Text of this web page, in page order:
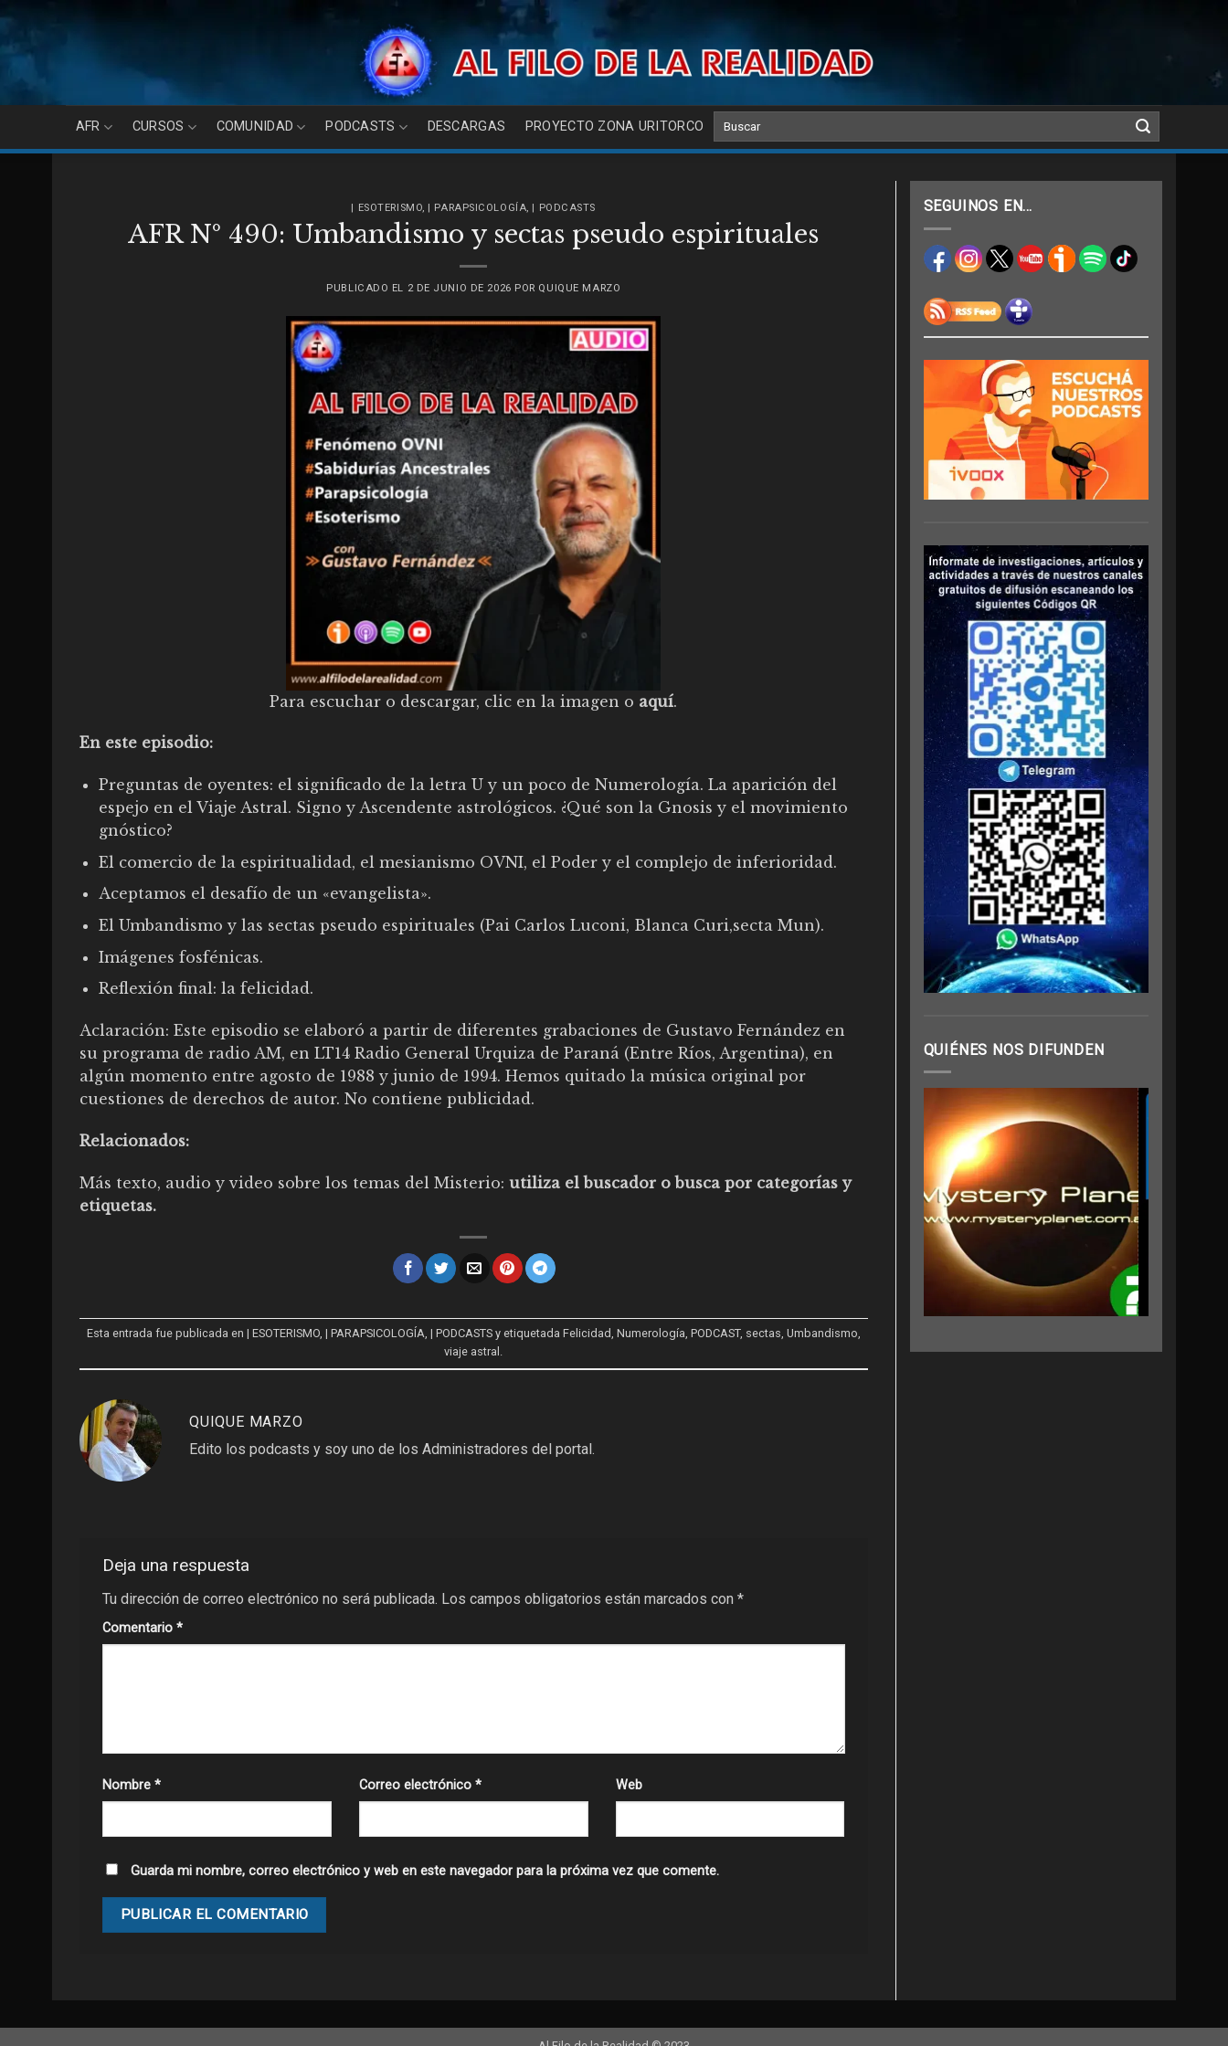
content
AFR CURSOS COMUNIDAD PODCASTS DESCARGAS PROYECTO ZONA URITORCO
| ESOTERISMO, | PARAPSICOLOGÍA, | PODCASTS
AFR Nº 490: Umbandismo y sectas pseudo espirituales
PUBLICADO EL 2 DE JUNIO DE 2026 POR QUIQUE MARZO
Para escuchar o descargar, clic en la imagen o aquí.
En este episodio:
Preguntas de oyentes: el significado de la letra U y un poco de Numerología. La aparición del
espejo en el Viaje Astral. Signo y Ascendente astrológicos. ¿Qué son la Gnosis y el movimiento
gnóstico?
El comercio de la espiritualidad, el mesianismo OVNI, el Poder y el complejo de inferioridad.
Aceptamos el desafío de un «evangelista».
El Umbandismo y las sectas pseudo espirituales (Pai Carlos Luconi, Blanca Curi,secta Mun).
Imágenes fosfénicas.
Reflexión final: la felicidad.
Aclaración: Este episodio se elaboró a partir de diferentes grabaciones de Gustavo Fernández en
su programa de radio AM, en LT14 Radio General Urquiza de Paraná (Entre Ríos, Argentina), en
algún momento entre agosto de 1988 y junio de 1994. Hemos quitado la música original por
cuestiones de derechos de autor. No contiene publicidad.
Relacionados:
Más texto, audio y video sobre los temas del Misterio: utiliza el buscador o busca por categorías y
etiquetas.
Esta entrada fue publicada en | ESOTERISMO, | PARAPSICOLOGÍA | PODCASTSy etiquetada Felicidad Numerología PODCAST, sectas Umbandismo
viaje astral
QUIQUE MARZO
Edito los podcasts y soy uno de los Administradores del portal.
Deja una respuesta
Tu dirección de correo electrónico no será publicada. Los campos obligatorios están marcados con *
Comentario *
Nombre * Correo electrónico * Web
Guarda mi nombre, correo electrónico y web en este navegador para la próxima vez que comente.
SEGUINOS EN…
QUIÉNES NOS DIFUNDEN